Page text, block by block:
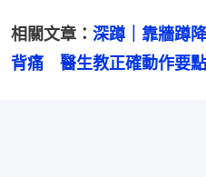
相關文章： 深蹲｜靠牆蹲
背痛　醫生教正確動作要點